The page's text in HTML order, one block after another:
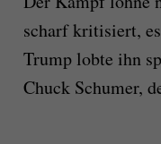
scharf kritisiert,
Trump lobte ihn
Chuck Schumer,